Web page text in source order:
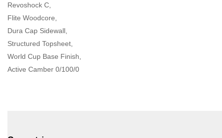
Revoshock C,
Flite Woodcore,
Dura Cap Sidewall,
Structured Topsheet,
World Cup Base Finish,
Active Camber 0/100/0